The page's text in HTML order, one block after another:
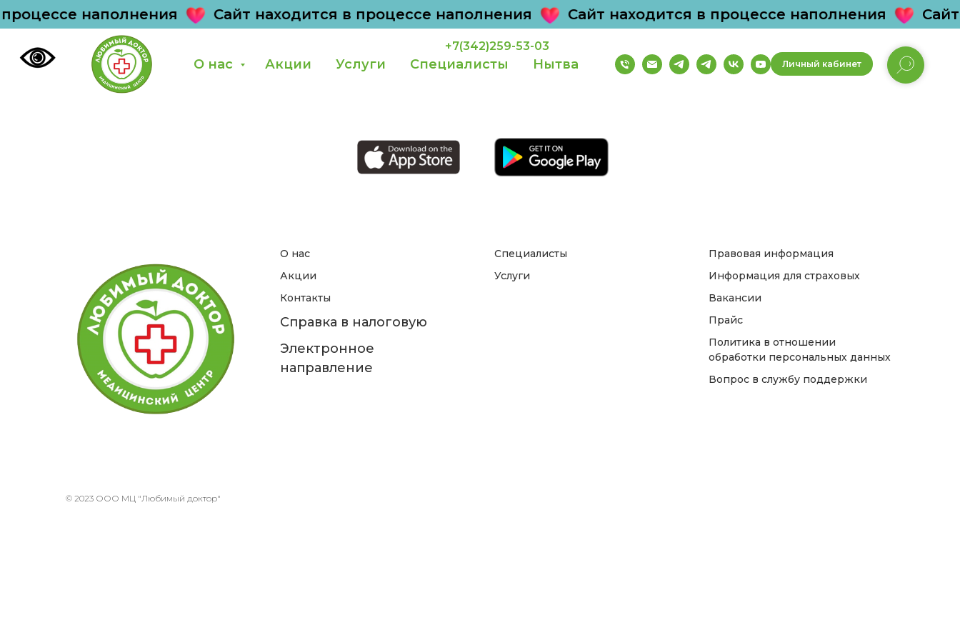
наполнения Сайт находится в процессе наполнения Сайт находится в процессе наполнения
+7(342)259-53-03
О нас Акции Услуги Специалисты Нытва Личный кабинет
© 2023 ООО МЦ "Любимый доктор"
О нас
Акции
Контакты
Справка в налоговую
Электронное
направление
Специалисты
Услуги
Правовая информация
Информация для страховых
Вакансии
Прайс
Политика в отношении
обработки персональных данных
Вопрос в службу поддержки